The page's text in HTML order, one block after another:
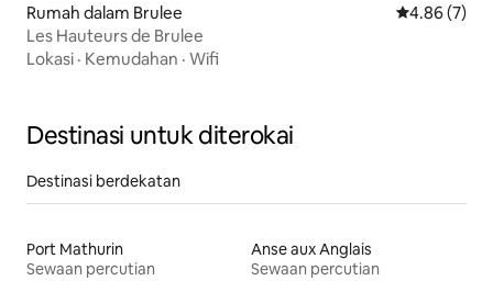
Rumah dalam Brulee Penarafan
4.86 (7)
Les Hauteurs de Brulee
Lokasi · Kemudahan · Wifi
Destinasi untuk diterokai
Destinasi berdekatan
Port Mathurin
Sewaan percutian
Anse aux Anglais
Sewaan percutian